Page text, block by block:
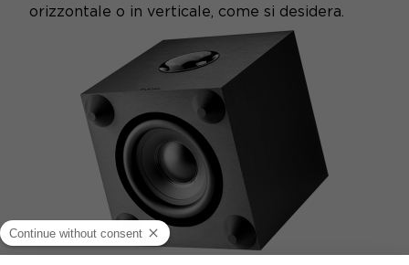
orizzontale o in verticale, come si desidera.